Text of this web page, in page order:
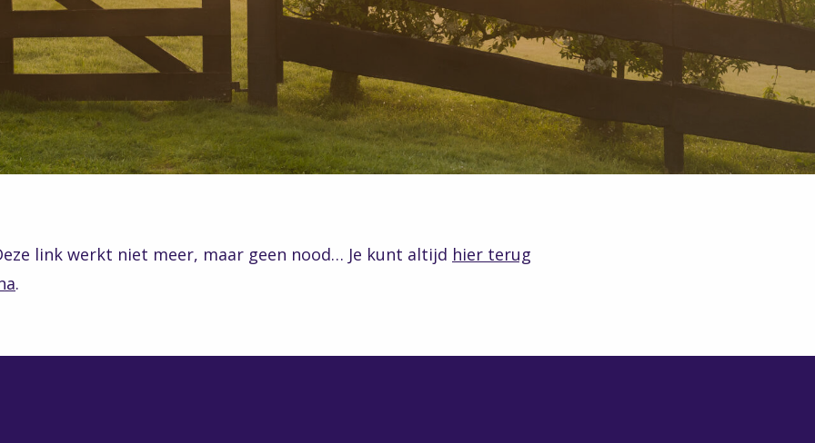
link werkt niet meer, maar geen nood… Je kunt altijd hier terug
.